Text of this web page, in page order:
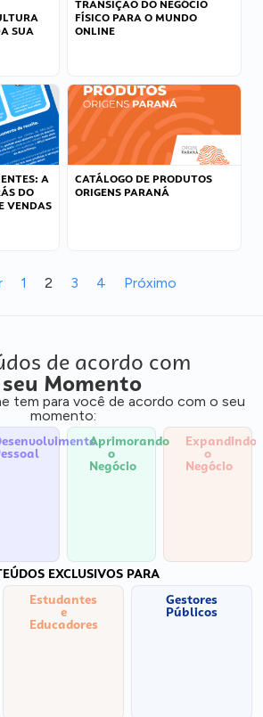
SUA
TRANSIÇÃO DO NEGÓCIO
FÍSICO PARA O MUNDO
ONLINE
A
DO
VENDAS
CATÁLOGO DE PRODUTOS
ORIGENS PARANÁ
1 2 3 4 Próximo
de acordo com
seu Momento
tem para você de acordo com o seu
momento:
Aprimorando
o
Negócio
Expandindo
o
Negócio
EXCLUSIVOS PARA
Estudantes
e
Educadores
Gestores
Públicos